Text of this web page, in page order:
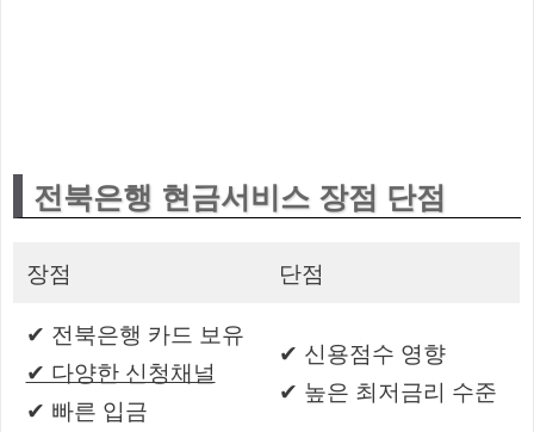
전북은행 현금서비스 장점 단점
장점
단점
✔ 전북은행 카드 보유
✔ 다양한 신청채널
✔ 빠른 입금
✔ 신용점수 영향
✔ 높은 최저금리 수준